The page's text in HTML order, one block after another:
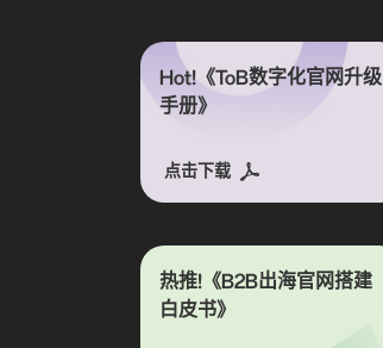
Hot!《ToB数字化官网升级
手册》
点击下载
热推!《B2B出海官网搭建
白皮书》